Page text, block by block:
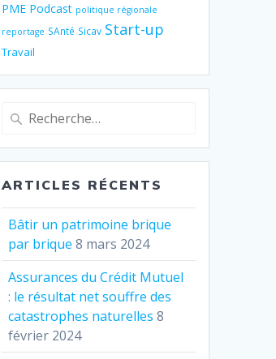
PME Podcast politique régionale
reportage SAnté Sicav Start-up
Travail
Recherche
:
ARTICLES RÉCENTS
Bâtir un patrimoine brique
par brique 8 mars 2024
Assurances du Crédit Mutuel
: le résultat net souffre des
catastrophes naturelles 8
février 2024